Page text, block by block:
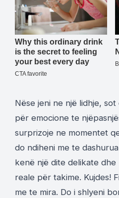
Nëse jeni ne një lidhje,
për emocione te
surprizoje ne momentet
do ndiheni me te
kenë një dite delikate dhe
reale për takime. Kujdes!
me te mira. Do i shlyeni